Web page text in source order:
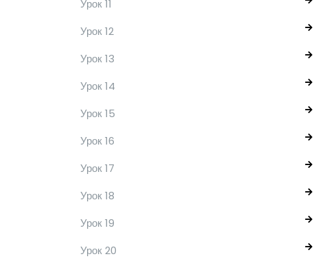
Урок 11
Урок 12
Урок 13
Урок 14
Урок 15
Урок 16
Урок 17
Урок 18
Урок 19
Урок 20